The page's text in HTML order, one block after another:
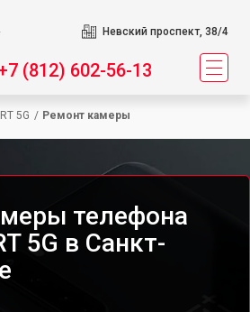
Невский проспект, 38/4
(812) 602-56-13
5G / Ремонт камеры
телефона
5G в Санкт-